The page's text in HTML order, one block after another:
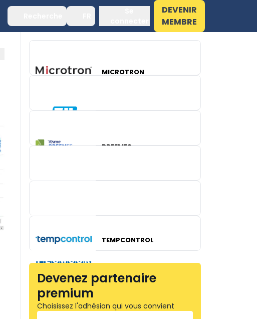
DEVENIR
MEMBRE
MICROTRON
BREEMES
FLOWCOR
TEMPCONTROL
Devenez partenaire
premium
Choisissez l'adhésion qui vous convient